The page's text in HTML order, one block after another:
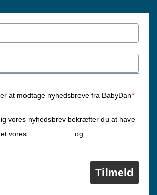
at modtage nyhedsbreve fra BabyDan*
vores nyhedsbrev bekræfter du at have
vores
og .
Tilmeld